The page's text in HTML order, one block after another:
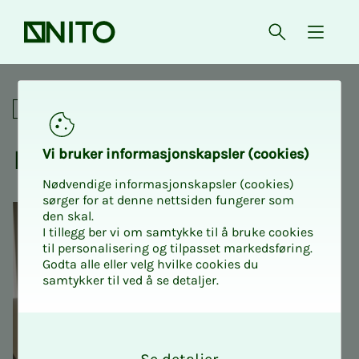
Forsiden Åpne søk
{
Introduksjon til Copilot
Digitalt
In­tro­­­duk­­­sjon til Co­pi­lot
Vi bru­­­ker in­­­for­­­ma­­­sjons­­­kaps­­­­­ler (cookies)
Nødvendige informasjonskapsler (cookies)
sørger for at denne nettsiden fungerer som
den skal.
I tillegg ber vi om samtykke til å bruke cookies
til personalisering og tilpasset markedsføring.
Godta alle eller velg hvilke cookies du
samtykker til ved å se detaljer.